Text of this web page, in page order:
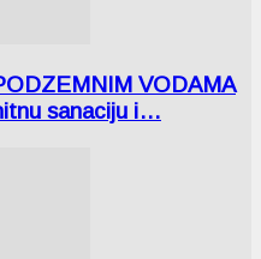
VODAMA
sanaciju i…